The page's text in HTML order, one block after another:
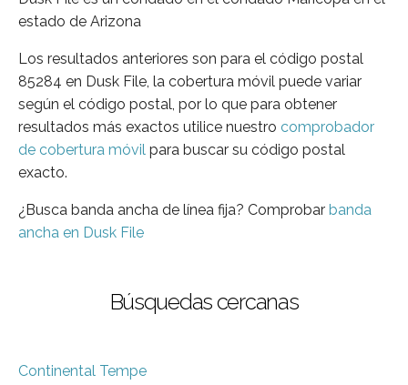
estado de Arizona
Los resultados anteriores son para el código postal
85284 en Dusk File, la cobertura móvil puede variar
según el código postal, por lo que para obtener
resultados más exactos utilice nuestro comprobador
de cobertura móvil para buscar su código postal
exacto.
¿Busca banda ancha de línea fija? Comprobar banda
ancha en Dusk File
Búsquedas cercanas
Continental Tempe